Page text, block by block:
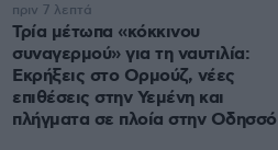
Τρία μέτωπα «κόκκινου
συναγερμού» για τη ναυτιλία:
Εκρήξεις στο Ορμούζ, νέες
επιθέσεις στην Υεμένη και
πλήγματα σε πλοία στην Οδησσό
πριν 7 λεπτά